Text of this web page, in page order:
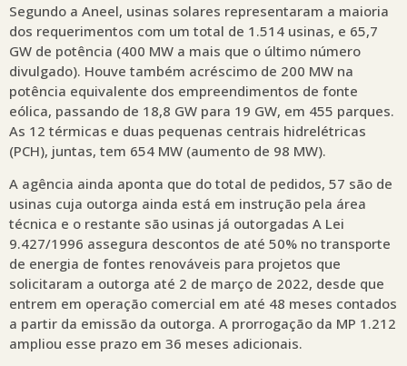
Segundo a Aneel, usinas solares representaram a maioria
dos requerimentos com um total de 1.514 usinas, e 65,7
GW de potência (400 MW a mais que o último número
divulgado). Houve também acréscimo de 200 MW na
potência equivalente dos empreendimentos de fonte
eólica, passando de 18,8 GW para 19 GW, em 455 parques.
As 12 térmicas e duas pequenas centrais hidrelétricas
(PCH), juntas, tem 654 MW (aumento de 98 MW).
A agência ainda aponta que do total de pedidos, 57 são de
usinas cuja outorga ainda está em instrução pela área
técnica e o restante são usinas já outorgadas A Lei
9.427/1996 assegura descontos de até 50% no transporte
de energia de fontes renováveis para projetos que
solicitaram a outorga até 2 de março de 2022, desde que
entrem em operação comercial em até 48 meses contados
a partir da emissão da outorga. A prorrogação da MP 1.212
ampliou esse prazo em 36 meses adicionais.